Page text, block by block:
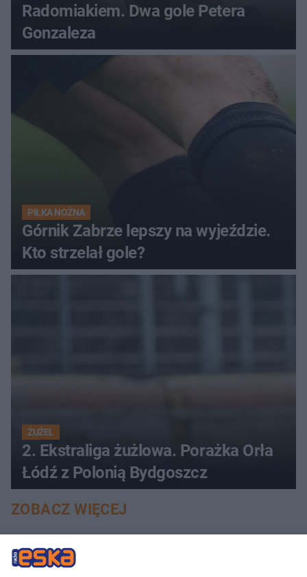
Radomiakiem. Dwa gole Petera
Gonzaleza
PIŁKA NOŻNA
Górnik Zabrze lepszy na wyjeździe.
Kto strzelał gole?
ŻUŻEL
2. Ekstraliga żużlowa. Porażka Orła
Łódź z Polonią Bydgoszcz
ZOBACZ WIĘCEJ